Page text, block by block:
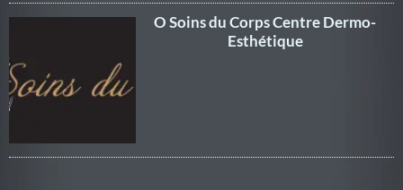
O Soins du Corps Centre Dermo-
Esthétique